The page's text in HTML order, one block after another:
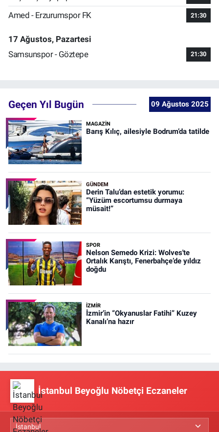
Amed - Erzurumspor FK 21:30
17 Ağustos, Pazartesi
Samsunspor - Göztepe
21:30
Geçen Yıl Bugün 09 Ağustos 2025
MAGAZİN
Barış Kılıç, ailesiyle Bodrum’da tatilde
GÜNDEM
Derin Talu’dan estetik yorumu:
“Yüzüm escortumsu durmaya
müsait!”
SPOR
Nelson Semedo Krizi: Wolves'te
Ortalık Karıştı, Fenerbahçe’de yıldız
doğdu
İZMIR
İzmir’in “Okyanuslar Fatihi” Kuzey
Kanalı’na hazır
İstanbul Beyoğlu Nöbetçi Eczaneler